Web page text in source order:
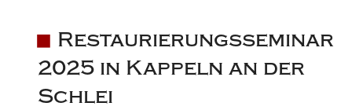
Restaurierungsseminar
2025 in Kappeln an der
Schlei